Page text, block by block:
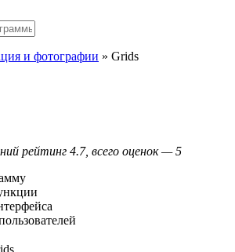
и фотографии » Grids
рейтинг 4.7, всего оценок — 5